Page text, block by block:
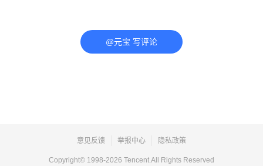
@元宝 写评论
意见反馈 举报中心 隐私政策
Copyright© 1998-2026 Tencent.All Rights Reserved